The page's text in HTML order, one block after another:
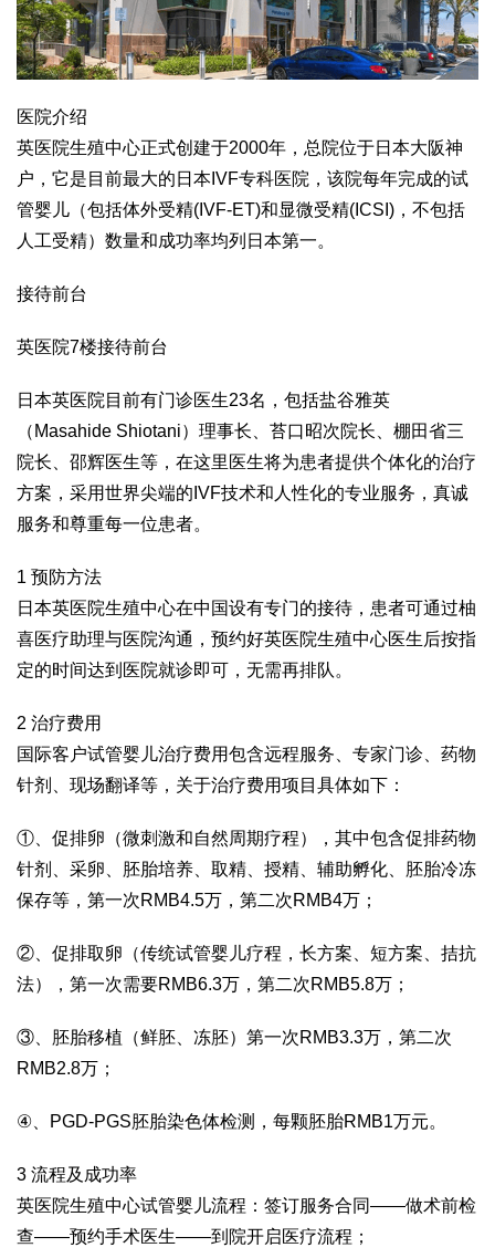
医院介绍
英医院生殖中心正式创建于2000年，总院位于日本大阪神
户，它是目前最大的日本IVF专科医院，该院每年完成的试
管婴儿（包括体外受精(IVF-ET)和显微受精(ICSI)，不包括
人工受精）数量和成功率均列日本第一。
接待前台
英医院7楼接待前台
日本英医院目前有门诊医生23名，包括盐谷雅英
（Masahide Shiotani）理事长、苔口昭次院长、棚田省三
院长、邵辉医生等，在这里医生将为患者提供个体化的治疗
方案，采用世界尖端的IVF技术和人性化的专业服务，真诚
服务和尊重每一位患者。
1 预防方法
日本英医院生殖中心在中国设有专门的接待，患者可通过柚
喜医疗助理与医院沟通，预约好英医院生殖中心医生后按指
定的时间达到医院就诊即可，无需再排队。
2 治疗费用
国际客户试管婴儿治疗费用包含远程服务、专家门诊、药物
针剂、现场翻译等，关于治疗费用项目具体如下：
①、促排卵（微刺激和自然周期疗程），其中包含促排药物
针剂、采卵、胚胎培养、取精、授精、辅助孵化、胚胎冷冻
保存等，第一次RMB4.5万，第二次RMB4万；
②、促排取卵（传统试管婴儿疗程，长方案、短方案、拮抗
法），第一次需要RMB6.3万，第二次RMB5.8万；
③、胚胎移植（鲜胚、冻胚）第一次RMB3.3万，第二次
RMB2.8万；
④、PGD-PGS胚胎染色体检测，每颗胚胎RMB1万元。
3 流程及成功率
英医院生殖中心试管婴儿流程：签订服务合同——做术前检
查——预约手术医生——到院开启医疗流程；